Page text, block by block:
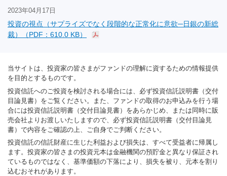
2023年04月17日
投資の視点（サプライズでなく段階的な正常化に意欲─日銀の新総
裁）（PDF：610.0 KB）
当サイトは、投資家の皆さまがファンドの理解に資するための情報提供
を目的とするものです。
投資信託へのご投資を検討される場合には、必ず投資信託説明書（交付
目論見書）をご覧ください。また、ファンドの取得のお申込みを行う場
合には投資信託説明書（交付目論見書）をあらかじめ、または同時に販
売会社よりお渡しいたしますので、必ず投資信託説明書（交付目論見
書）で内容をご確認の上、ご自身でご判断ください。
投資信託の信託財産に生じた利益および損失は、すべて受益者に帰属し
ます。投資家の皆さまの投資元本は金融機関の預貯金と異なり保証され
ているものではなく、基準価額の下落により、損失を被り、元本を割り
込むおそれがあります。